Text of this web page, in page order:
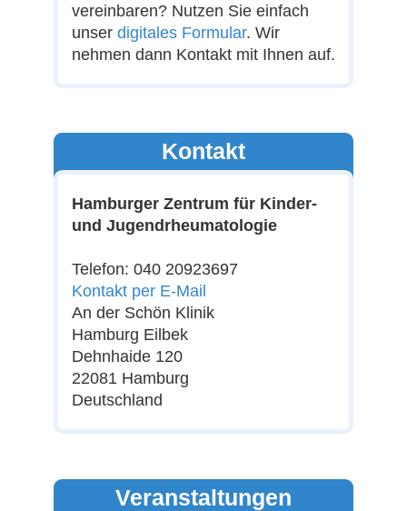
vereinbaren? Nutzen Sie einfach
unser digitales Formular. Wir
nehmen dann Kontakt mit Ihnen auf.
Kontakt
Hamburger Zentrum für Kinder-
und Jugendrheumatologie
Telefon: 040 20923697
Kontakt per E-Mail
An der Schön Klinik
Hamburg Eilbek
Dehnhaide 120
22081 Hamburg
Deutschland
Veranstaltungen